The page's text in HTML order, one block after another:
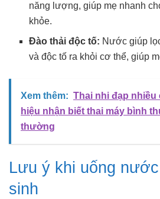
năng lượng, giúp mẹ nhanh
khỏe.
Đào thải độc tố: Nước giúp
và độc tố ra khỏi cơ thể, giúp
Xem thêm: Thai nhi đạp nhiều
hiệu nhận biết thai máy bình
thường
Lưu ý khi uống
sinh